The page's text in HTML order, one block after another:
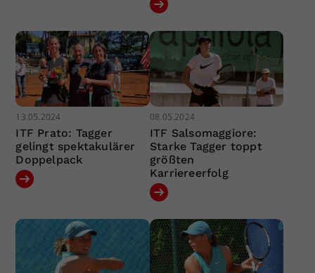
13.05.2024
ITF Prato: Tagger
gelingt spektakulärer
Doppelpack
08.05.2024
ITF Salsomaggiore:
Starke Tagger toppt
größten
Karriereerfolg